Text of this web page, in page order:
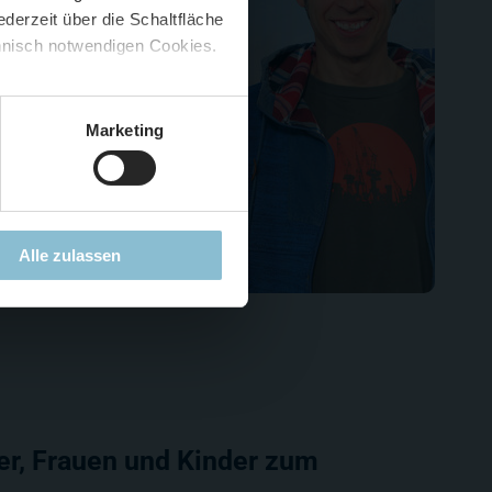
über die Schaltfläche
notwendigen Cookies.
Marketing
Alle zulassen
Frauen und Kinder zum